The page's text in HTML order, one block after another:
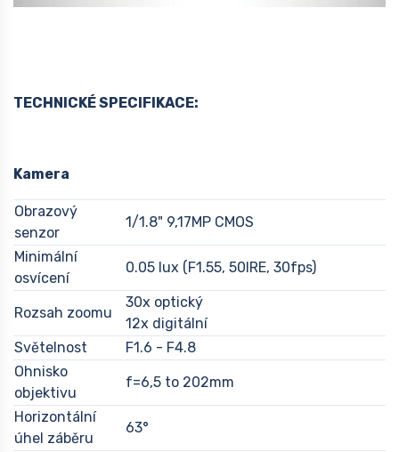
TECHNICKÉ SPECIFIKACE:
Kamera
Obrazový
senzor
1/1.8" 9,17MP CMOS
Minimální
osvícení
0.05 lux (F1.55, 50IRE, 30fps)
Rozsah zoomu
30x optický
12x digitální
Světelnost
F1.6 - F4.8
Ohnisko
objektivu
f=6,5 to 202mm
Horizontální
úhel záběru
63°